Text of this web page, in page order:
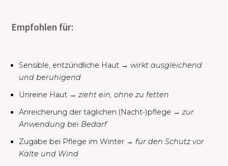
Empfohlen für:
Sensible, entzündliche Haut→ wirkt ausgleichend
und beruhigend
Unreine Haut→ zieht ein, ohne zu fetten
Anreicherung der täglichen (Nacht-)pflege → zur
Anwendung bei Bedarf​
Zugabe bei Pflege im Winter→ für den Schutz vor
Kälte und Wind